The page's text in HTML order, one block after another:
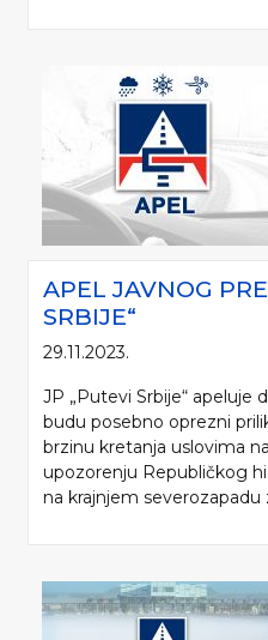
APEL JAVNOG
SRBIJE“
29.11.2023.
JP „Putevi Srbije“ apeluje
budu posebno oprezni
brzinu kretanja uslovima
upozorenju Republičkog
na krajnjem